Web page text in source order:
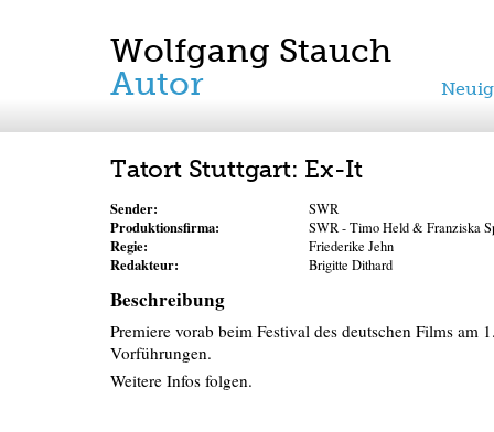
Wolfgang Stauch
Autor
Tatort Stuttgart: Ex-It
Sender: SWR
Produktionsfirma: SWR - Timo Held & Franziska
Regie: Friederike Jehn
Redakteur: Brigitte Dithard
Beschreibung
Premiere vorab beim Festival des deutschen Films am
Vorführungen.
Weitere Infos folgen.